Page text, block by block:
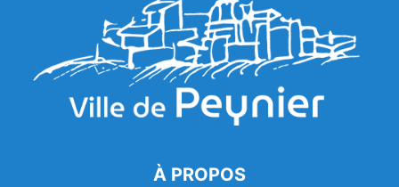
À PROPOS